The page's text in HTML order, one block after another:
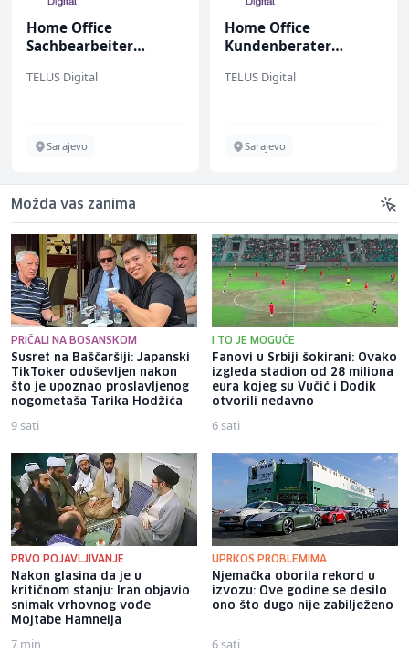
Home Office
Sachbearbeiter
bekannten deutschen
TELUS Digital
Sarajevo
Home Office
Kundenberater
renommiertes
TELUS Digital
Sarajevo
Možda vas zanima
PRIČALI NA BOSANSKOM
Susret na Baščaršiji: Japanski
TikToker oduševljen nakon
što je upoznao proslavljenog
nogometaša Tarika Hodžića
9 sati
I TO JE MOGUĆE
Fanovi u Srbiji šokirani: Ovako
izgleda stadion od 28 miliona
eura kojeg su Vučić i Dodik
otvorili nedavno
6 sati
PRVO POJAVLJIVANJE
Nakon glasina da je u
kritičnom stanju: Iran objavio
snimak vrhovnog vođe
Mojtabe Hamneija
7 min
UPRKOS PROBLEMIMA
Njemačka oborila rekord u
izvozu: Ove godine se desilo
ono što dugo nije zabilježeno
6 sati